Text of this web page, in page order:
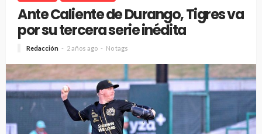
Ante Caliente de Durango, Tigres va
por su tercera serie inédita
Redacción 2 años ago No tags